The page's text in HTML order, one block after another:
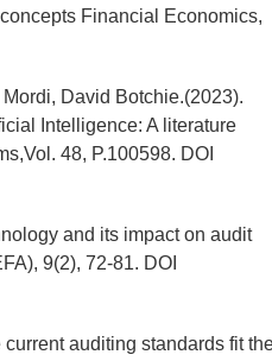
Financial Economics,
David Botchie.(2023).
Intelligence: A literature
48, P.100598. DOI
and its impact on audit
9(2), 72-81. DOI
auditing standards fit